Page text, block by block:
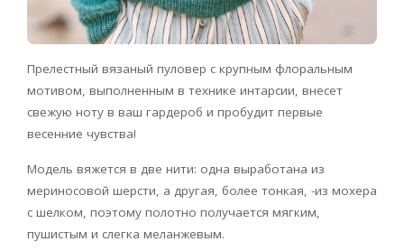
Прелестный вязаный пуловер с крупным флоральным
мотивом, выполненным в технике интарсии, внесет
свежую ноту в ваш гардероб и пробудит первые
весенние чувства!
Модель вяжется в две нити: одна выработана из
мериносовой шерсти, а другая, более тонкая, -из мохера
с шелком, поэтому полотно получается мягким,
пушистым и слегка меланжевым.